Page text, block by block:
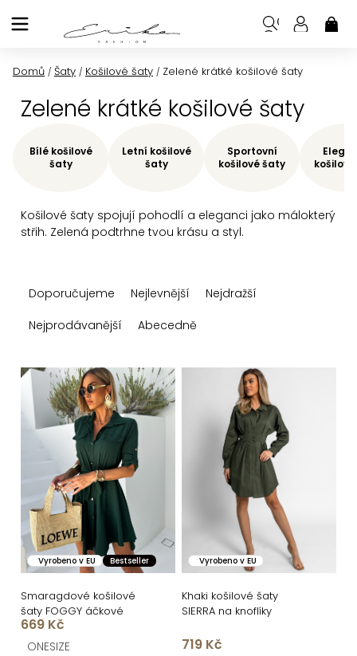
na
Domů / Šaty / Košilové šaty / Zelené krátké košilové šaty
Zelené krátké košilové šaty
Košilové šaty spojují pohodlí a eleganci jako málokterý
střih. Zelená podtrhne tvou krásu a styl.
Bílé košilové
šaty
Letní košilové
šaty
Sportovní
košilové šaty
a
n
p
d
u
k
t
ů
Doporučujeme Nejlevnější
Nejdražší
Nejprodávanější
Abecedně
V
ý
p
p
r
o
d
u
k
Vyrobeno v EU Bestseller
Smaragdové košilové
šaty FOGGY áčkové
669 Kč
ONESIZE
Vyrobeno v EU
Khaki košilové šaty
SIERRA na knoflíky
719 Kč